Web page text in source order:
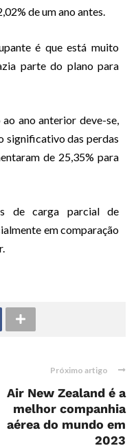
de um ano antes.
é que está muito
parte do plano para
ano anterior deve-se,
significativo das perdas
de 25,35% para
de carga parcial de
em comparação
Próximo artigo
Air New Zealand é a
melhor companhia
aérea do mundo em
2023